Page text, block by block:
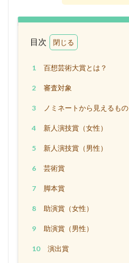
目次
1 百想芸術大賞とは？
2 審査対象
3 ノミネートから見えるもの
4 新人演技賞（女性）
5 新人演技賞（男性）
6 芸術賞
7 脚本賞
8 助演賞（女性）
9 助演賞（男性）
10 演出賞